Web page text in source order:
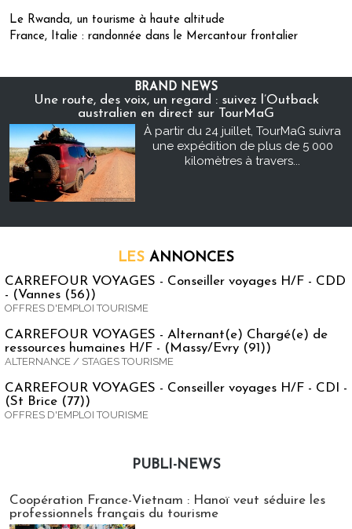
Le Rwanda, un tourisme à haute altitude
France, Italie : randonnée dans le Mercantour frontalier
BRAND NEWS
Une route, des voix, un regard : suivez l’Outback
australien en direct sur TourMaG
À partir du 24 juillet, TourMaG suivra
une expédition de plus de 5 000
kilomètres à travers...
LES ANNONCES
CARREFOUR VOYAGES - Conseiller voyages H/F - CDD
- (Vannes (56))
OFFRES D'EMPLOI TOURISME
CARREFOUR VOYAGES - Alternant(e) Chargé(e) de
ressources humaines H/F - (Massy/Evry (91))
ALTERNANCE / STAGES TOURISME
CARREFOUR VOYAGES - Conseiller voyages H/F - CDI -
(St Brice (77))
OFFRES D'EMPLOI TOURISME
PUBLI-NEWS
Coopération France-Vietnam : Hanoï veut séduire les
professionnels français du tourisme